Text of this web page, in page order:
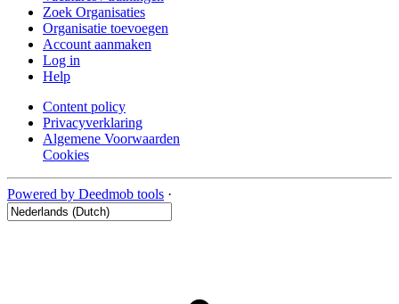
Zoek Organisaties
Organisatie toevoegen
Account aanmaken
Log in
Help
Content policy
Privacyverklaring
Algemene Voorwaarden
Cookies
Powered by Deedmob tools ·